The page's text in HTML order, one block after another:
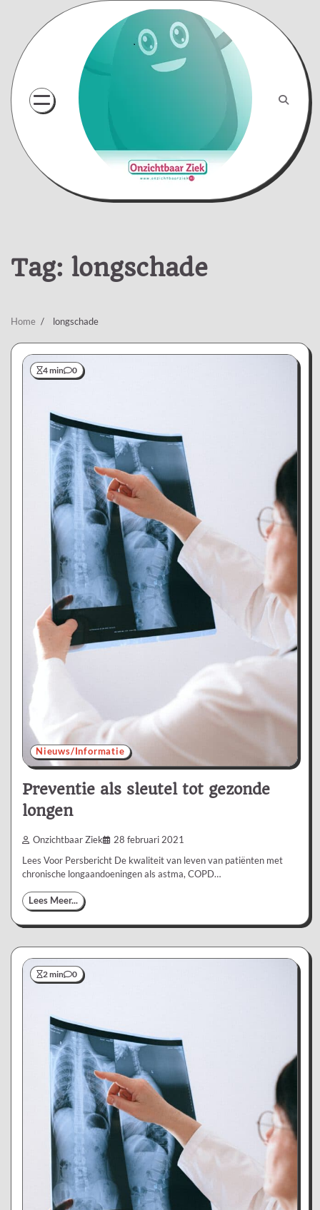
content
Tag: longschade
Home longschade
4 min 0
Nieuws/Informatie
Preventie als sleutel tot gezonde
longen
Onzichtbaar Ziek 28 februari 2021
Lees Voor Persbericht De kwaliteit van leven van patiënten met
chronische longaandoeningen als astma, COPD…
Lees Meer...
2 min 0